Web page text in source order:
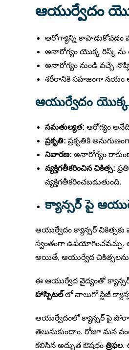
ఆయుర్వేదం
ఆరోగ్యాన్ని కాపాడుకోవడం
అనారోగ్యం యొక్క రిస్క్ ను
అనారోగ్యం నుండి వచ్చే
శరీరానికి సహజంగా నయం
ఆయుర్వేదం యొక్క
సమతుల్యత: ఆరోగ్యం
ప్రకృతి: ప్రకృతికి
నివారణ: అనారోగ్యం
వ్యక్తిగతీకరించిన చికిత్స:
వ్యక్తిగతీకరించబడుతుంది.
క్యాన్సర్ పై
ఆయుర్వేదం క్యాన్సర్
స్వంతంగా
అయితే, ఆయుర్వేద చికిత్సలను
ఈ ఆయుర్వేద వైద్యంతో
హాస్పిటల్లో నాలుగో స్టేజీ
ఆయుర్వేదంలో క్యాన్సర్ పై
తెలుసుకుందాం. రోజూ మన
కలిసిన అద్భుత ఔషధం త్రిఫల.